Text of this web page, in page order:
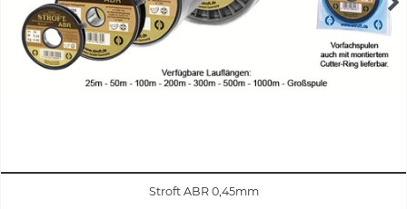
Stroft ABR 0,45mm